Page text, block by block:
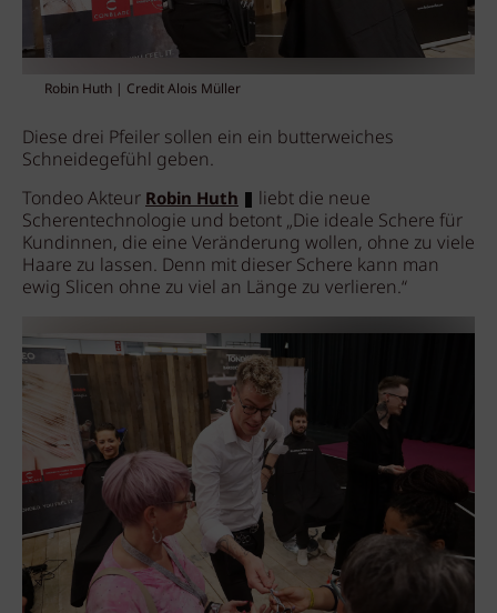
Robin Huth | Credit Alois Müller
Diese drei Pfeiler sollen ein ein butterweiches
Schneidegefühl geben.
Tondeo AkteurRobin Huth
liebt die neue
Scherentechnologie und betont „Die ideale Schere für
Kundinnen, die eine Veränderung wollen, ohne zu viele
Haare zu lassen. Denn mit dieser Schere kann man
ewig Slicen ohne zu viel an Länge zu verlieren.“